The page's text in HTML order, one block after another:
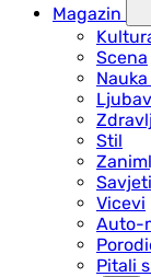
Magazin
Scena
Stil
Savjeti
Vicevi
Auto-
Pitali